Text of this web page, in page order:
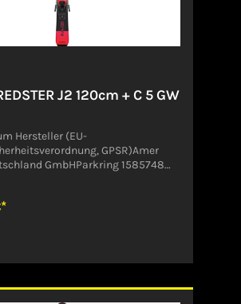
J2 120cm + C 5 GW
Hersteller (EU-
GPSR)Amer
GmbHParkring 1585748